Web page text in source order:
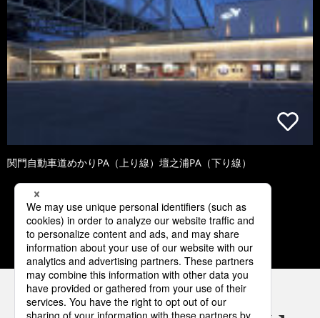
関門自動車道めかりPA（上り線）壇之浦PA（下り線）
1 2 3 4 5
パナソニックの電気設備 SNSアカウント